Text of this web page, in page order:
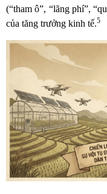
(“tham ô”, “lãng phí”,
của tăng trưởng kinh tế.5